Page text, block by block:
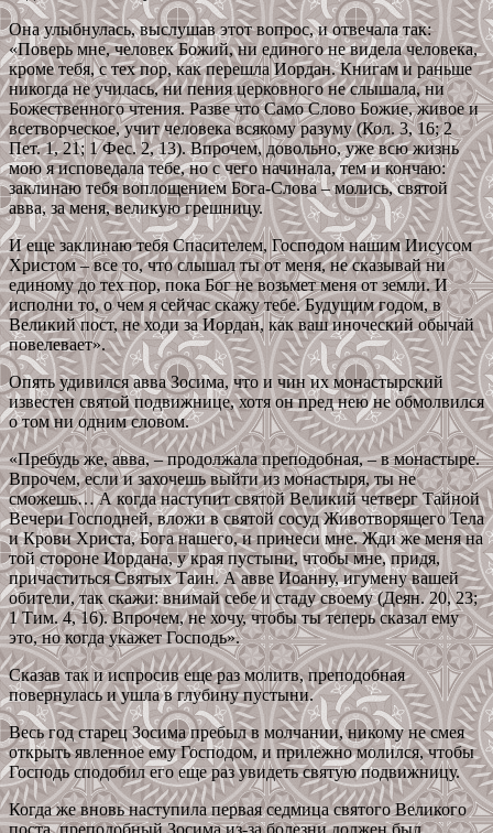
Она улыбнулась, выслушав этот вопрос, и отвечала так:
«Поверь мне, человек Божий, ни единого не видела человека,
кроме тебя, с тех пор, как перешла Иордан. Книгам и раньше
никогда не училась, ни пения церковного не слышала, ни
Божественного чтения. Разве что Само Слово Божие, живое и
всетворческое, учит человека всякому разуму (Кол. 3, 16; 2
Пет. 1, 21; 1 Фес. 2, 13). Впрочем, довольно, уже всю жизнь
мою я исповедала тебе, но с чего начинала, тем и кончаю:
заклинаю тебя воплощением Бога-Слова – молись, святой
авва, за меня, великую грешницу.
И еще заклинаю тебя Спасителем, Господом нашим Иисусом
Христом – все то, что слышал ты от меня, не сказывай ни
единому до тех пор, пока Бог не возьмет меня от земли. И
исполни то, о чем я сейчас скажу тебе. Будущим годом, в
Великий пост, не ходи за Иордан, как ваш иноческий обычай
повелевает».
Опять удивился авва Зосима, что и чин их монастырский
известен святой подвижнице, хотя он пред нею не обмолвился
о том ни одним словом.
«Пребудь же, авва, – продолжала преподобная, – в монастыре.
Впрочем, если и захочешь выйти из монастыря, ты не
сможешь… А когда наступит святой Великий четверг Тайной
Вечери Господней, вложи в святой сосуд Животворящего Тела
и Крови Христа, Бога нашего, и принеси мне. Жди же меня на
той стороне Иордана, у края пустыни, чтобы мне, придя,
причаститься Святых Таин. А авве Иоанну, игумену вашей
обители, так скажи: внимай себе и стаду своему (Деян. 20, 23;
1 Тим. 4, 16). Впрочем, не хочу, чтобы ты теперь сказал ему
это, но когда укажет Господь».
Сказав так и испросив еще раз молитв, преподобная
повернулась и ушла в глубину пустыни.
Весь год старец Зосима пребыл в молчании, никому не смея
открыть явленное ему Господом, и прилежно молился, чтобы
Господь сподобил его еще раз увидеть святую подвижницу.
Когда же вновь наступила первая седмица святого Великого
поста, преподобный Зосима из-за болезни должен был